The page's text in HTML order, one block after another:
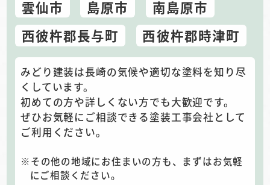
雲仙市
島原市
南島原市
西彼杵郡長与町
西彼杵郡時津町
みどり建装は長崎の気候や適切な塗料を知り尽
くしています。
初めての方や詳しくない方でも大歓迎です。
ぜひお気軽にご相談できる塗装工事会社として
ご利用ください。
その他の地域にお住まいの方も、まずはお気軽
にご相談ください。